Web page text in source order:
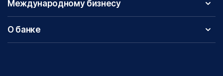
Международному бизнесу
О банке